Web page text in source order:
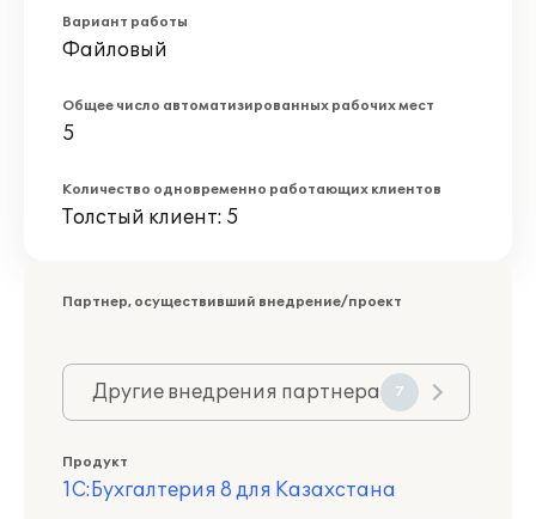
Вариант работы
Файловый
Общее число автоматизированных рабочих мест
5
Количество одновременно работающих клиентов
Толстый клиент: 5
Партнер, осуществивший внедрение/проект
Другие внедрения партнера 7
Продукт
1С:Бухгалтерия 8 для Казахстана